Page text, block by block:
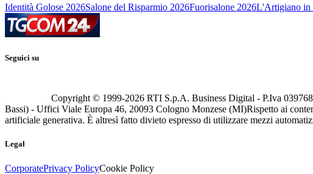
Identità Golose 2026Salone del Risparmio 2026Fuorisalone 2026L'Artigiano in
Seguici su
Copyright © 1999-2026 RTI S.p.A. Business Digital - P.Iva
Bassi) - Uffici Viale Europa 46, 20093 Cologno Monzese (MI)Rispetto ai
artificiale generativa. È altresì fatto divieto espresso di utilizzare mezzi
Legal
CorporatePrivacy PolicyCookie Policy